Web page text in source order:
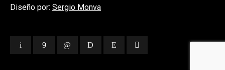
Diseño por: Sergio Monva